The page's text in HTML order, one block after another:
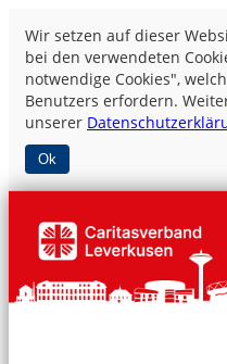
Wir setzen auf dieser
bei den verwendeten
notwendige Cookies",
Benutzers erfordern.
unserer
Ok